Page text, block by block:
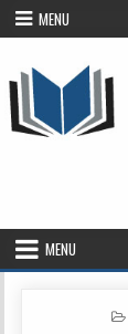
Skip MENU
MENU